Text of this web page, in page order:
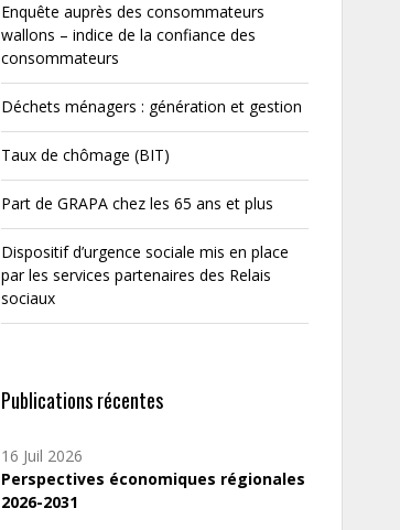
Enquête auprès des consommateurs
wallons – indice de la confiance des
consommateurs
Déchets ménagers : génération et gestion
Taux de chômage (BIT)
Part de GRAPA chez les 65 ans et plus
Dispositif d’urgence sociale mis en place
par les services partenaires des Relais
sociaux
Publications récentes
16 Juil 2026
Perspectives économiques régionales
2026-2031